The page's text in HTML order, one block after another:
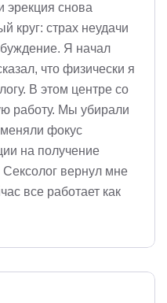
эрекция снова
круг: страх неудачи
Я начал
что физически я
В этом центре со
работу. Мы убирали
фокус
на получение
Сексолог вернул мне
все работает как